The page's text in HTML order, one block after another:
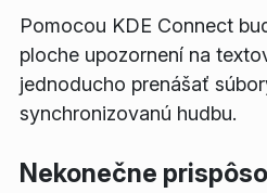
Pomocou KDE Connect
ploche upozornení na
jednoducho prenášať
synchronizovanú hudbu.
Nekonečne